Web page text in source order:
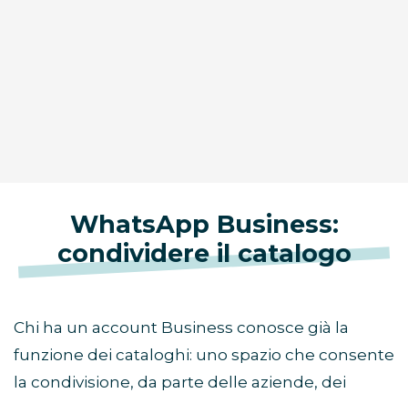
WhatsApp Business:
condividere il catalogo
Chi ha un account Business conosce già la
funzione dei cataloghi: uno spazio che consente
la condivisione, da parte delle aziende, dei